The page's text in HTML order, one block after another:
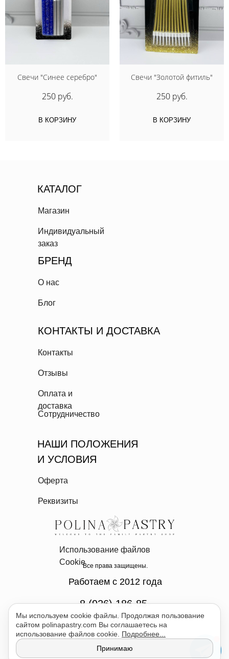
Свечи "Синее серебро"
250 руб.
В КОРЗИНУ
Свечи "Золотой фитиль"
250 руб.
В КОРЗИНУ
КАТАЛОГ
БРЕНД
КОНТАКТЫ И ДОСТАВКА
Работаем с 2012 года
Магазин
Индивидуальный
заказ
О нас
Блог
Контакты
Отзывы
Оплата и
доставка
Сотрудничество
НАШИ ПОЛОЖЕНИЯ
И УСЛОВИЯ
Оферта
8 (926) 186-85-
07
Все права защищены.
Реквизиты
Использование файлов
Cookie
Мы используем cookie файлы. Продолжая пользование
сайтом polinapastry.com Вы соглашаетесь на
использование файлов cookie. Подробнее...
Принимаю